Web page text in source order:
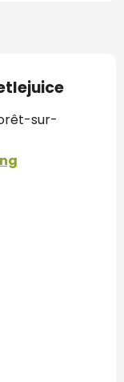
sur-